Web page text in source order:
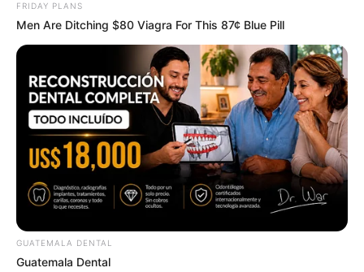
FRIDAY PLANS
Men Are Ditching $80 Viagra For This 87¢ Blue Pill
GUATEMALA DENTAL
Guatemala Dental